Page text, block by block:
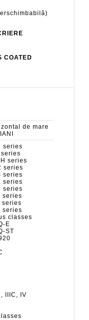
COATED
de mare
series
series
series
series
series
series
series
series
series
series
classes
E
ST
IIIC, IV